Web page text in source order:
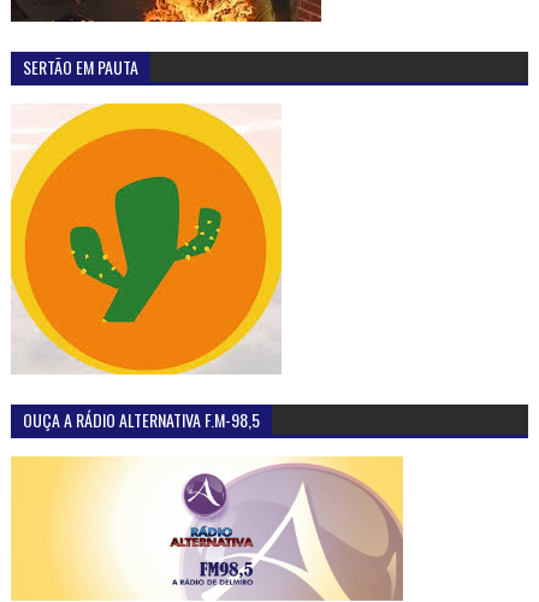
SERTÃO EM PAUTA
OUÇA A RÁDIO ALTERNATIVA F.M-98,5